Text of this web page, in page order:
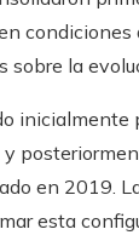
sobre la
inicialmente
en 2019.
esta